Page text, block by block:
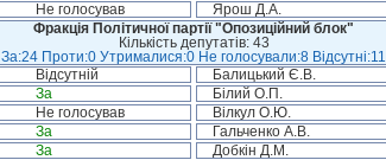
Не голосував Ярош Д.А.
Фракція Політичної партії "Опозиційний блок"
Кількість депутатів: 43
За:24 Проти:0 Утрималися:0 Не голосували:8 Відсутні:11
Відсутній Балицький Є.В.
За Білий О.П.
Не голосував Вілкул О.Ю.
За Гальченко А.В.
За Добкін Д.М.